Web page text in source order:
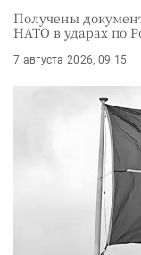
Получены
НАТО в ударах по
7 августа 2026, 09:15